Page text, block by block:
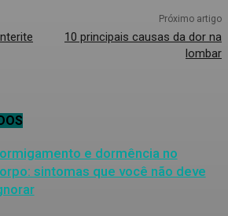
Próximo artigo
10 principais causas da dor na
lombar
e dormência no
sintomas que você não deve